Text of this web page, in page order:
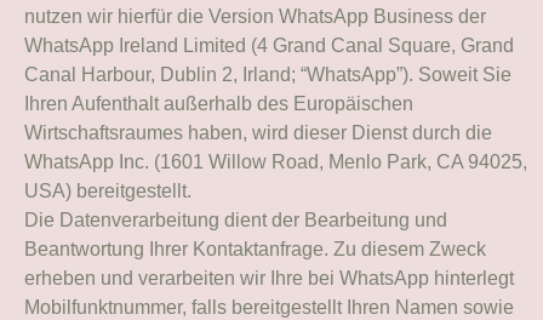
nutzen wir hierfür die Version WhatsApp Business der
WhatsApp Ireland Limited (4 Grand Canal Square, Grand
Canal Harbour, Dublin 2, Irland; “WhatsApp”). Soweit Sie
Ihren Aufenthalt außerhalb des Europäischen
Wirtschaftsraumes haben, wird dieser Dienst durch die
WhatsApp Inc. (1601 Willow Road, Menlo Park, CA 94025,
USA) bereitgestellt.
Die Datenverarbeitung dient der Bearbeitung und
Beantwortung Ihrer Kontaktanfrage. Zu diesem Zweck
erheben und verarbeiten wir Ihre bei WhatsApp hinterlegt
Mobilfunktnummer, falls bereitgestellt Ihren Namen sowie